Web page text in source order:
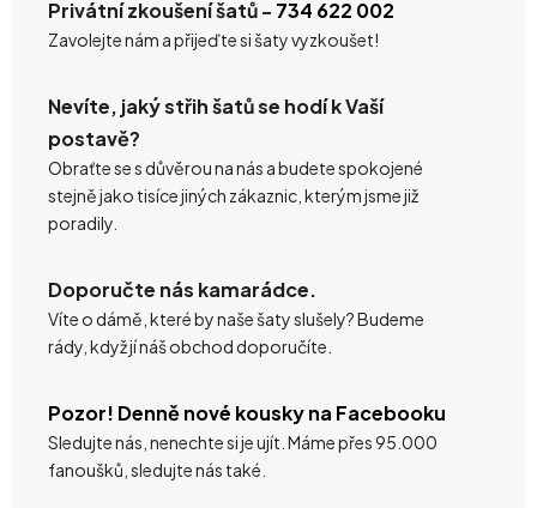
Privátní zkoušení šatů - 734 622 002
Zavolejte nám a přijeďte si šaty vyzkoušet!
Nevíte, jaký střih šatů se hodí k Vaší
postavě?
Obraťte se s důvěrou na nás a budete spokojené
stejně jako tisíce jiných zákaznic, kterým jsme již
poradily.
Doporučte nás kamarádce.
Víte o dámě, které by naše šaty slušely? Budeme
rády, když jí náš obchod doporučíte.
Pozor! Denně nové kousky na Facebooku
Sledujte nás, nenechte si je ujít. Máme přes 95.000
fanoušků, sledujte nás také.